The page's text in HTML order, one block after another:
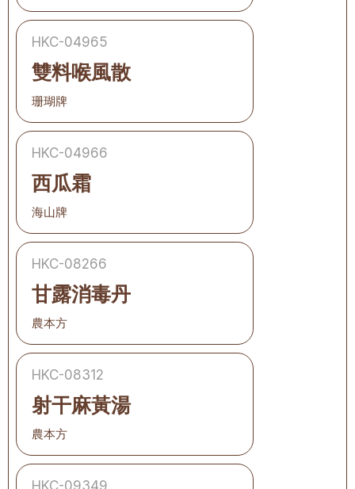
HKC-04965
雙料喉風散
珊瑚牌
HKC-04966
西瓜霜
海山牌
HKC-08266
甘露消毒丹
農本方
HKC-08312
射干麻黃湯
農本方
HKC-09349